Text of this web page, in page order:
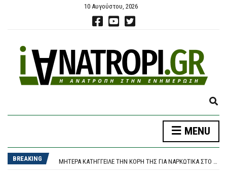
10 Αυγούστου, 2026
E
P
N
MENU
BREAKING
ΠΌΤΕ ΠΛΗΡΏΝΟΝΤΑΙ ΟΙ ΣΥΝΤΆΞΕΙΣ ΣΕΠΤΕΜΒΡΊΟΥ